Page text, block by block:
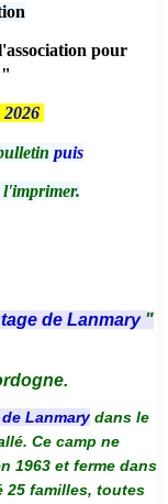
pour
"
2026
puis
de Lanmary "
Lanmarydans le
Ce camp ne
1963 et ferme dans
25 familles, toutes